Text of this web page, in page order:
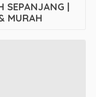
SEPANJANG |
MURAH